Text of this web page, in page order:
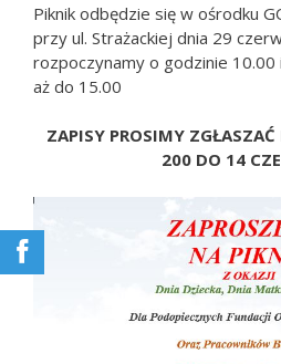
Piknik odbędzie się w ośrodku
przy ul. Strażackiej dnia 29
rozpoczynamy o godzinie
aż do 15.00
ZAPISY PROSIMY
200 DO 14